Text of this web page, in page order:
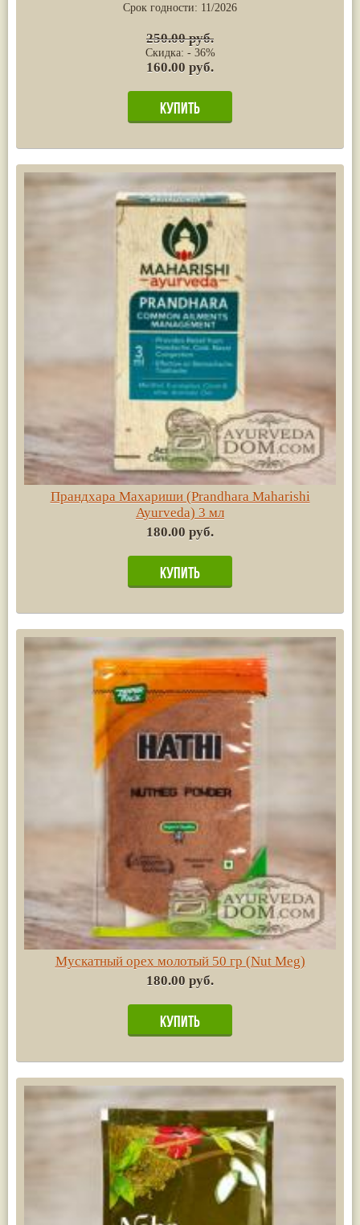
Срок годности: 11/2026
250.00 руб.
Скидка: - 36%
160.00 руб.
Прандхара Махариши (Prandhara Maharishi
Ayurvedа) 3 мл
180.00 руб.
Мускатный орех молотый 50 гр (Nut Meg)
180.00 руб.